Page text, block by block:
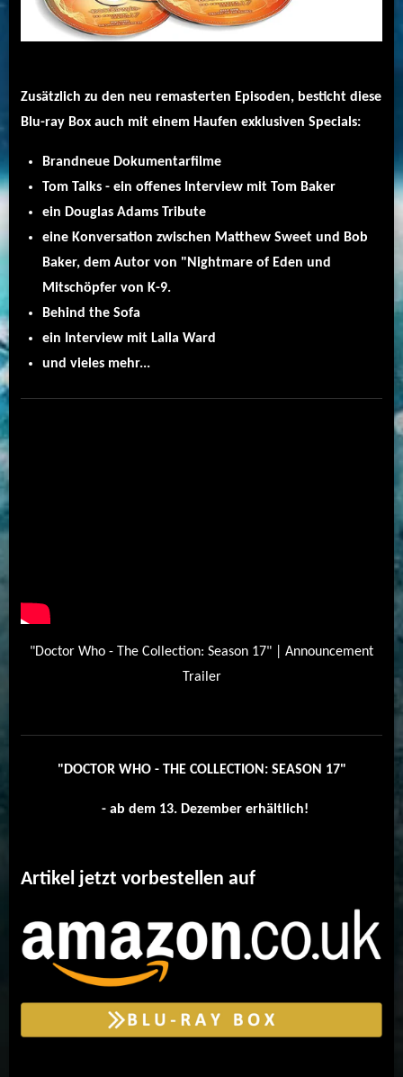
Zusätzlich zu den neu remasterten Episoden, besticht diese
Blu-ray Box auch mit einem Haufen exklusiven Specials:
Brandneue Dokumentarfilme
Tom Talks - ein offenes Interview mit Tom Baker
ein Douglas Adams Tribute
eine Konversation zwischen Matthew Sweet und Bob
Baker, dem Autor von "Nightmare of Eden und
Mitschöpfer von K-9.
Behind the Sofa
ein Interview mit Lalla Ward
und vieles mehr...
"Doctor Who - The Collection: Season 17" | Announcement
Trailer
"DOCTOR WHO - THE COLLECTION: SEASON 17"
- ab dem 13. Dezember erhältlich!
Artikel jetzt vorbestellen auf